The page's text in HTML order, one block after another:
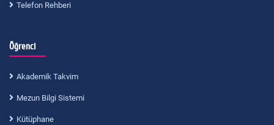
Telefon Rehberi
Öğrenci
Akademik Takvim
Mezun Bilgi Sistemi
Kütüphane